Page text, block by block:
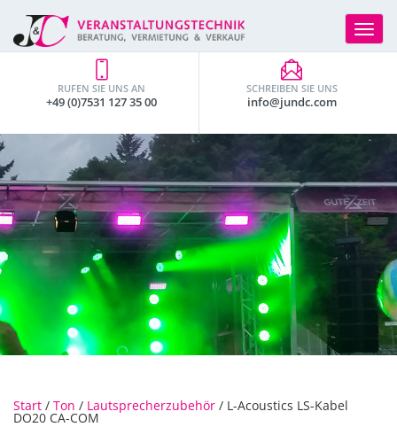
Toggle
SCHREIBEN SIE UNS
info@jundc.com
RUFEN SIE UNS AN
+49 (0)7531 127 35 00
Start / Ton / Lautsprecherzubehör / L-Acoustics LS-Kabel
DO20 CA-COM